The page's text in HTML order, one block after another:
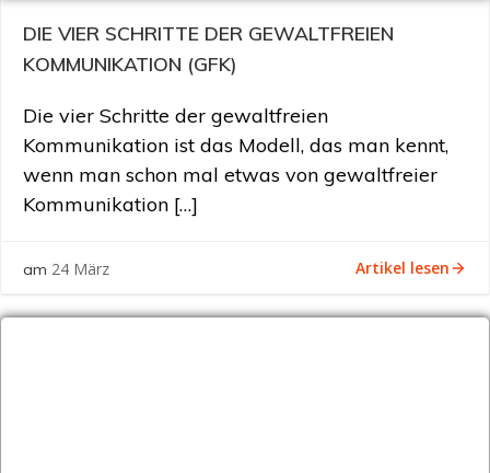
DIE VIER SCHRITTE DER GEWALTFREIEN
KOMMUNIKATION (GFK)
Die vier Schritte der gewaltfreien
Kommunikation ist das Modell, das man kennt,
wenn man schon mal etwas von gewaltfreier
Kommunikation […]
am 24 März Artikel lesen